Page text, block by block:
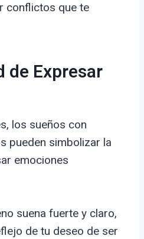
conflictos que te
de Expresar
los sueños con
pueden simbolizar la
emociones
suena fuerte y claro,
de tu deseo de ser